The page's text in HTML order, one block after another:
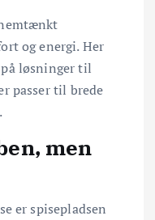
og energi. Her
løsninger til
passer til brede
men
er spisepladsen